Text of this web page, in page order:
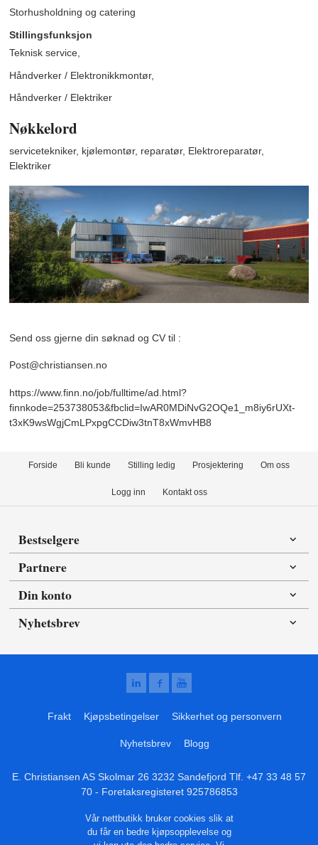
Storhusholdning og catering
Stillingsfunksjon
Teknisk service,
Håndverker / Elektronikkmontør,
Håndverker / Elektriker
Nøkkelord
servicetekniker, kjølemontør, reparatør, Elektroreparatør,
Elektriker
Send oss gjerne din søknad og CV til :
Post@christiansen.no
https://www.finn.no/job/fulltime/ad.html?
finnkode=253738053&fbclid=IwAR0MDiNvG2OQe1_m8iy6rUXt-
t3xK9wsWgjCmLPxpgCCDiw3tnT8xWmvHB8
Forside Bli kunde Stilling ledig Prosjektering Om oss
Logg inn Kontakt oss
Bestselgere
Partnere
Din konto
Nyhetsbrev
Frakt Kjøpsbetingelser Sikkerhet og personvern
Nyhetsbrev Blogg
E. Christiansen AS Skolmar 26 3232 Sandefjord Tlf. +47 33 48 57
70- Foretaksregisteret 925786853
Vår nettbutikk bruker cookies slik at
du får en bedre kjøpsopplevelse og